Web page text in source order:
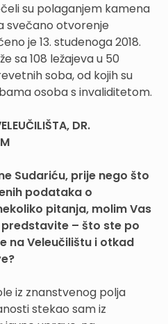
su polaganjem kamena
svečano otvorenje
je 13. studenoga 2018.
sa 108 ležajeva u 50
soba, od kojih su
osoba s invaliditetom.
DR.
Sudariću, prije nego što
podataka o
pitanja, molim Vas
– što ste po
na Veleučilištu i otkad
iz znanstvenog polja
stekao sam iz